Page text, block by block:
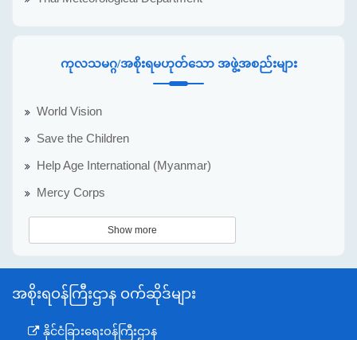
ကုလသမဂ္ဂ/အစိုးရမဟုတ်သော အဖွဲ့အစည်းများ
World Vision
Save the Children
Help Age International (Myanmar)
Mercy Corps
Show more
အစိုးရဝန်ကြီးဌာန ဝက်ဆိုဒ်များ
နိုင်ငံခြားရေးဝန်ကြီးဌာန